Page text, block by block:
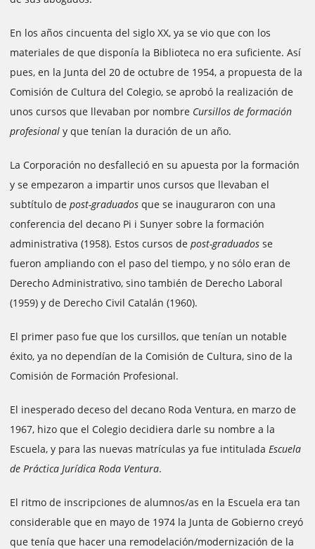
En los años cincuenta del siglo XX, ya se vio que con los
materiales de que disponía la Biblioteca no era suficiente. Así
pues, en la Junta del 20 de octubre de 1954, a propuesta de la
Comisión de Cultura del Colegio, se aprobó la realización de
unos cursos que llevaban por nombre Cursillos de formación
profesional y que tenían la duración de un año.
La Corporación no desfalleció en su apuesta por la formación
y se empezaron a impartir unos cursos que llevaban el
subtítulo de post-graduados que se inauguraron con una
conferencia del decano Pi i Sunyer sobre la formación
administrativa (1958). Estos cursos de post-graduados se
fueron ampliando con el paso del tiempo, y no sólo eran de
Derecho Administrativo, sino también de Derecho Laboral
(1959) y de Derecho Civil Catalán (1960).
El primer paso fue que los cursillos, que tenían un notable
éxito, ya no dependían de la Comisión de Cultura, sino de la
Comisión de Formación Profesional.
El inesperado deceso del decano Roda Ventura, en marzo de
1967, hizo que el Colegio decidiera darle su nombre a la
Escuela, y para las nuevas matrículas ya fue intitulada Escuela
de Práctica Jurídica Roda Ventura.
El ritmo de inscripciones de alumnos/as en la Escuela era tan
considerable que en mayo de 1974 la Junta de Gobierno creyó
que tenía que hacer una remodelación/modernización de la